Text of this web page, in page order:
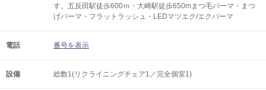
す。五反田駅徒歩600ｍ・大崎駅徒歩650mまつ毛パーマ・まつ
げパーマ・フラットラッシュ・LEDマツエク/エクパーマ
電話 番号を表示
設備 総数1(リクライニングチェア1／完全個室1)